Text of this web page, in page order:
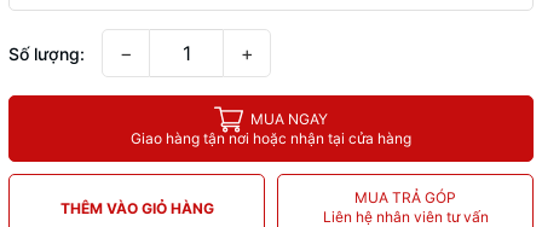
Số lượng: − +
MUA NGAY
Giao hàng tận nơi hoặc nhận tại cửa hàng
THÊM VÀO GIỎ HÀNG
MUA TRẢ GÓP
Liên hệ nhân viên tư vấn